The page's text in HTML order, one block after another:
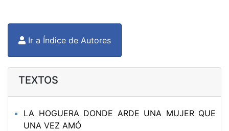
Ir a Índice de Autores
TEXTOS
LA HOGUERA DONDE ARDE UNA MUJER QUE
UNA VEZ AMÓ